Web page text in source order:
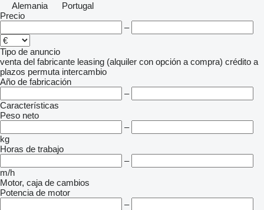
Alemania
Portugal
Precio
–
Tipo de anuncio
venta del fabricante leasing (alquiler con opción a compra) crédito a
plazos permuta intercambio
Año de fabricación
–
Características
Peso neto
–
kg
Horas de trabajo
–
m/h
Motor, caja de cambios
Potencia de motor
–